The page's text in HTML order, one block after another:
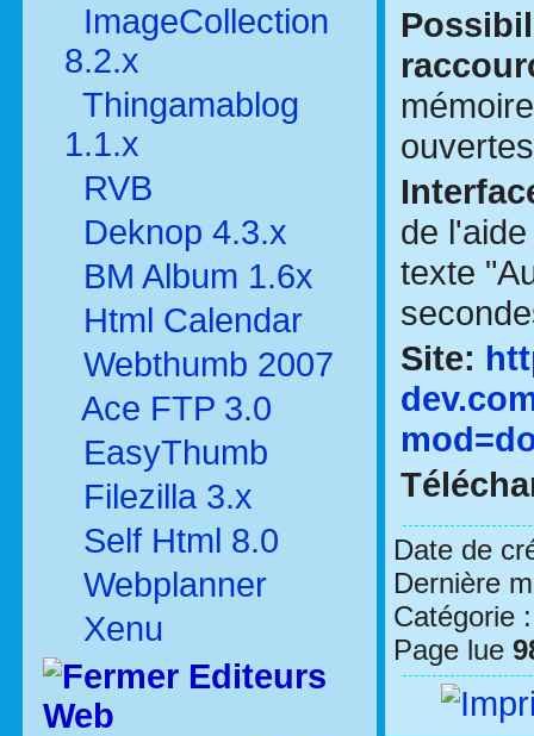
ImageCollection
8.2.x
Thingamablog
1.1.x
RVB
Deknop 4.3.x
BM Album 1.6x
Html Calendar
Webthumb 2007
Ace FTP 3.0
EasyThumb
Filezilla 3.x
Self Html 8.0
Webplanner
Xenu
Editeurs
Web
de
texte
Site:
Date de
Dernière
Catégorie
Page lue